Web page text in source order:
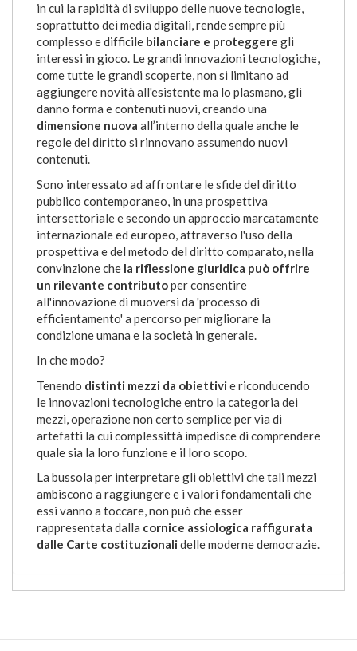
in cui la rapidità di sviluppo delle nuove tecnologie,
soprattutto dei media digitali, rende sempre più
complesso e difficile bilanciare e proteggere gli
interessi in gioco. Le grandi innovazioni tecnologiche,
come tutte le grandi scoperte, non si limitano ad
aggiungere novità all'esistente ma lo plasmano, gli
danno forma e contenuti nuovi, creando una
dimensione nuova all’interno della quale anche le
regole del diritto si rinnovano assumendo nuovi
contenuti.
Sono interessato ad affrontare le sfide del diritto
pubblico contemporaneo, in una prospettiva
intersettoriale e secondo un approccio marcatamente
internazionale ed europeo, attraverso l'uso della
prospettiva e del metodo del diritto comparato, nella
convinzione che la riflessione giuridica può offrire
un rilevante contributoper consentire
all'innovazione di muoversi da 'processo di
efficientamento' a percorso per migliorare la
condizione umana e la società in generale.
In che modo?
Tenendo distinti mezzi da obiettivi e riconducendo
le innovazioni tecnologiche entro la categoria dei
mezzi, operazione non certo semplice per via di
artefatti la cui complessittà impedisce di comprendere
quale sia la loro funzione e il loro scopo.
La bussola per interpretare gli obiettivi che tali mezzi
ambiscono a raggiungere e i valori fondamentali che
essi vanno a toccare, non può che esser
rappresentata dalla cornice assiologica raffigurata
dalle Carte costituzionali delle moderne democrazie.